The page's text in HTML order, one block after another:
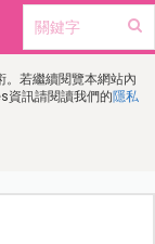
若繼續閱覽本網站內
資訊請閱讀我們的隱私